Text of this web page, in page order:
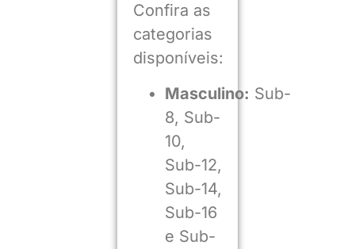
Confira as
categorias
disponíveis:
Masculino: Sub-
8, Sub-
10,
Sub-12,
Sub-14,
Sub-16
e Sub-